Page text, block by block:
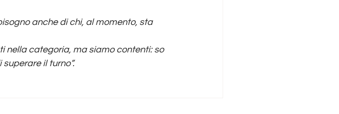
anche di chi, al momento, sta
nella categoria, ma siamo contenti: so
il turno”.